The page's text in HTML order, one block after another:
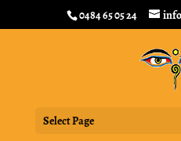
0484 65 05 24
Select Page